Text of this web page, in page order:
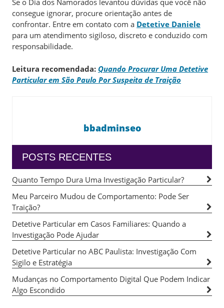
Se o Dia dos Namorados levantou dúvidas que você não
consegue ignorar, procure orientação antes de
confrontar. Entre em contato com a Detetive Daniele
para um atendimento sigiloso, discreto e conduzido com
responsabilidade.
Leitura recomendada: Quando Procurar Uma Detetive
Particular em São Paulo Por Suspeita de Traição
bbadminseo
POSTS RECENTES
Quanto Tempo Dura Uma Investigação Particular?
Meu Parceiro Mudou de Comportamento: Pode Ser
Traição?
Detetive Particular em Casos Familiares: Quando a
Investigação Pode Ajudar
Detetive Particular no ABC Paulista: Investigação Com
Sigilo e Estratégia
Mudanças no Comportamento Digital Que Podem Indicar
Algo Escondido